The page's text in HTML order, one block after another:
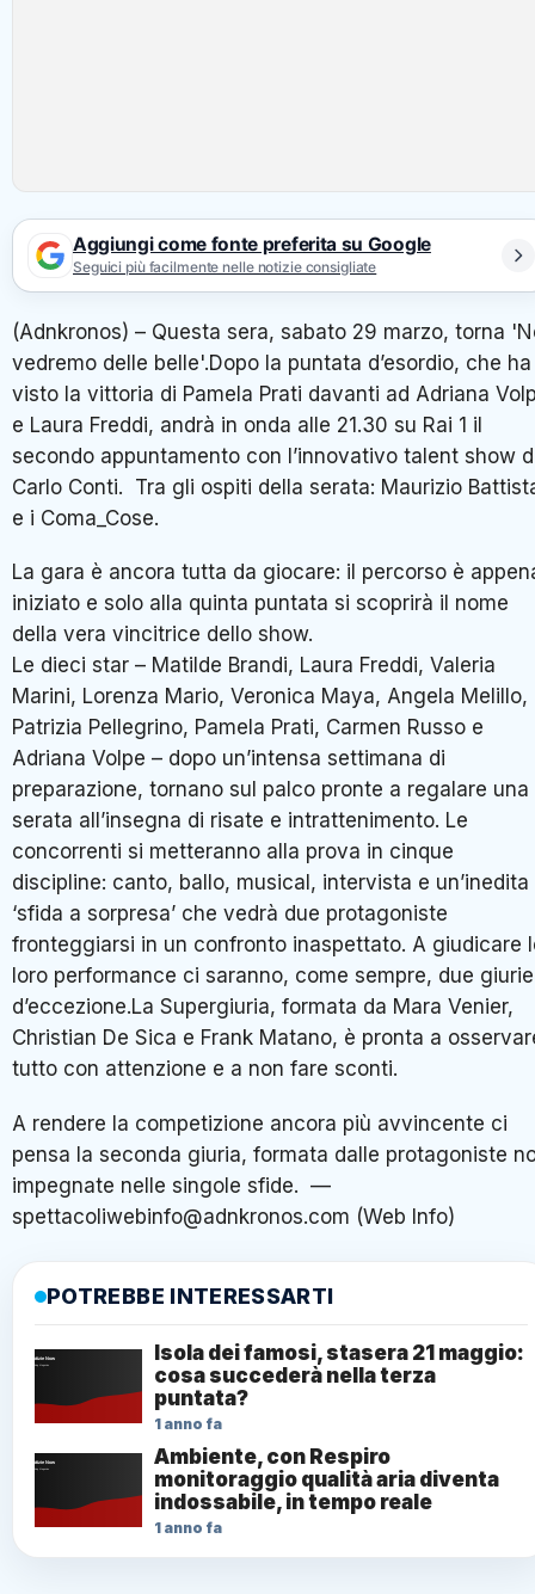
Aggiungi come fonte preferita su Google
Seguici più facilmente nelle notizie consigliate
(Adnkronos) – Questa sera, sabato 29 marzo, torna
vedremo delle belle'.Dopo la puntata d’esordio, che ha
visto la vittoria di Pamela Prati davanti ad Adriana
e Laura Freddi, andrà in onda alle 21.30 su Rai 1 il
secondo appuntamento con l’innovativo talent show
Carlo Conti. Tra gli ospiti della serata: Maurizio
e i Coma_Cose.
La gara è ancora tutta da giocare: il percorso è
iniziato e solo alla quinta puntata si scoprirà il nome
della vera vincitrice dello show.
Le dieci star – Matilde Brandi, Laura Freddi, Valeria
Marini, Lorenza Mario, Veronica Maya, Angela Melillo,
Patrizia Pellegrino, Pamela Prati, Carmen Russo e
Adriana Volpe – dopo un’intensa settimana di
preparazione, tornano sul palco pronte a regalare una
serata all’insegna di risate e intrattenimento. Le
concorrenti si metteranno alla prova in cinque
discipline: canto, ballo, musical, intervista e un’inedita
‘sfida a sorpresa’ che vedrà due protagoniste
fronteggiarsi in un confronto inaspettato. A giudicare
loro performance ci saranno, come sempre, due giurie
d’eccezione.La Supergiuria, formata da Mara Venier,
Christian De Sica e Frank Matano, è pronta a
tutto con attenzione e a non fare sconti.
A rendere la competizione ancora più avvincente ci
pensa la seconda giuria, formata dalle protagoniste
impegnate nelle singole sfide. —
spettacoliwebinfo@adnkronos.com (Web Info)
POTREBBE INTERESSARTI
Isola dei famosi, stasera 21 maggio:
cosa succederà nella terza
puntata?
1 anno fa
Ambiente, con Respiro
monitoraggio qualità aria diventa
indossabile, in tempo reale
1 anno fa